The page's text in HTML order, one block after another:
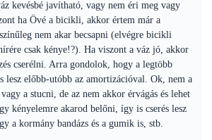
kevésbé javítható, vagy nem éri meg vagy
ha Övé a bicikli, akkor értem már a
nem akar becsapni (elvégre bicikli
csak kénye!?). Ha viszont a váz jó, akkor
cserélni. Arra gondolok, hogy a legtöbb
lesz előbb-utóbb az amortizációval. Ok, nem a
a stucni, de az nem akkor érvágás és lehet
kényelemre akarod belőni, így is cserés lesz
a kormány bandázs és a gumik is, stb.